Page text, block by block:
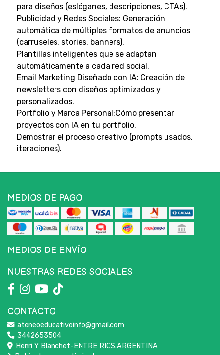
para diseños (eslóganes, descripciones, CTAs).
Publicidad y Redes Sociales: Generación
automática de múltiples formatos de anuncios
(carruseles, stories, banners).
Plantillas inteligentes que se adaptan
automáticamente a cada red social.
Email Marketing Diseñado con IA: Creación de
newsletters con diseños optimizados y
personalizados.
Portfolio y Marca Personal:Cómo presentar
proyectos con IA en tu portfolio.
Demostrar el proceso creativo (prompts usados,
iteraciones).
MEDIOS DE PAGO
MEDIOS DE ENVÍO
NUESTRAS REDES SOCIALES
CONTACTO
ateneoeducativoinfo@gmail.com
3442653504
Henri Y Blanchet-ENTRE RIOS.ARGENTINA